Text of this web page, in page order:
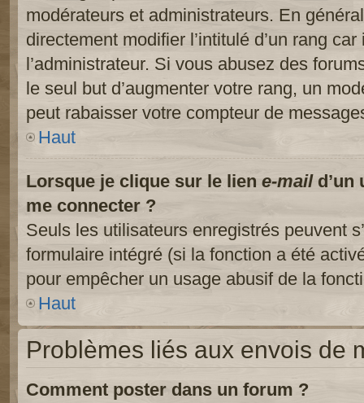
modérateurs et administrateurs. En
directement modifier l’intitulé d’un rang
l’administrateur. Si vous abusez des
le seul but d’augmenter votre rang, un
peut rabaisser votre compteur de
Haut
Lorsque je clique sur le lien e-maild’un
me connecter ?
Seuls les utilisateurs enregistrés peuvent
formulaire intégré (si la fonction a été
pour empêcher un usage abusif de la
Haut
Problèmes liés aux envois de
Comment poster dans un forum ?